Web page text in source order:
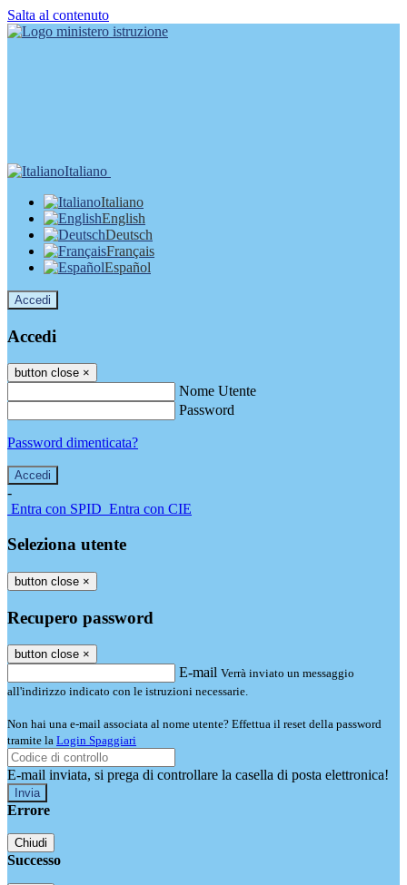
Salta al contenuto
Italiano
Italiano
English
Deutsch
Français
Español
Accedi
Accedi
button close ×
Nome Utente
Password
Password dimenticata?
-
Entra con SPID Entra con CIE
Seleziona utente
button close ×
Recupero password
button close ×
E-mail Verrà inviato un messaggio
all'indirizzo indicato con le istruzioni necessarie.
Non hai una e-mail associata al nome utente? Effettua il reset della password
tramite la Login Spaggiari
E-mail inviata, si prega di controllare la casella di posta elettronica!
Errore
Chiudi
Successo